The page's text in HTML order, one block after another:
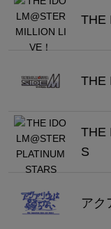
THE
THE
THE
S
アク